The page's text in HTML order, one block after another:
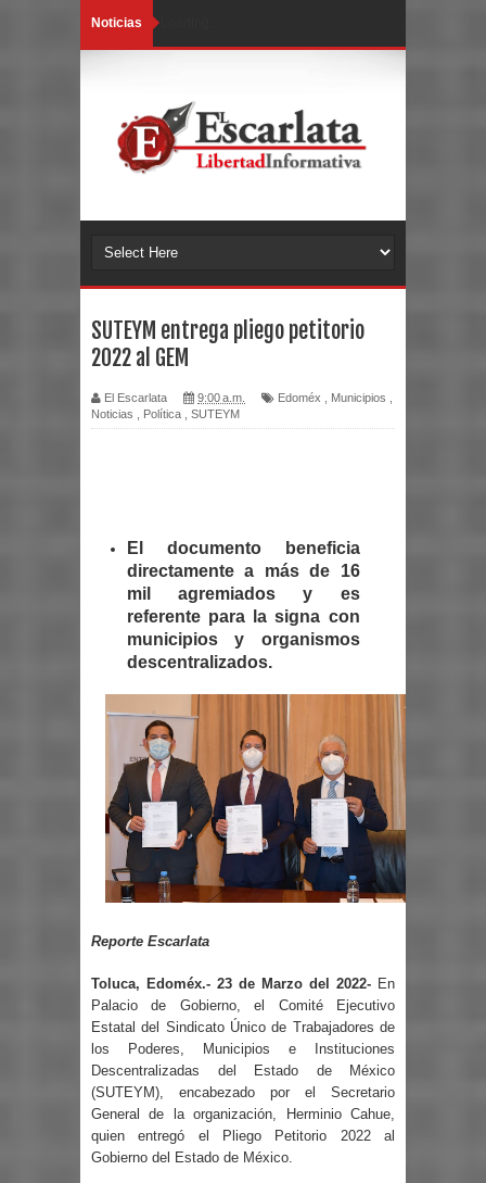
Noticias
SUTEYM entrega pliego petitorio
2022 al GEM
El Escarlata 9:00 a.m. Edoméx Municipios
Noticias
Política SUTEYM
El documento beneficia
directamente a más de 16
mil agremiados y es
referente para la signa con
municipios y organismos
descentralizados.
Reporte Escarlata
Toluca, Edoméx.- 23 de Marzo del 2022- En
Palacio de Gobierno, el Comité Ejecutivo
Estatal del Sindicato Único de Trabajadores de
los Poderes, Municipios e Instituciones
Descentralizadas del Estado de México
(SUTEYM), encabezado por el Secretario
General de la organización, Herminio Cahue,
quien entregó el Pliego Petitorio 2022 al
Gobierno del Estado de México.